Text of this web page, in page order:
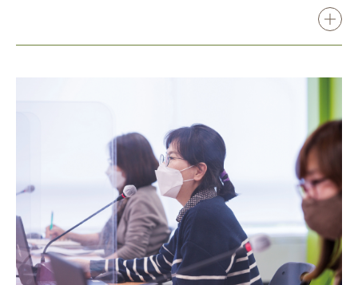
『역사총합』 교과서의 서술 문제점, 일본 고등학교 검정 교과서의
독도 관련 서술, 일본군‘위안부’ 관련 서술 등 검정 결과의 세부 내용
들었다. 이는 식민 지배에 대한 반성이 사라지거나 약해진 것이다. 주
변 국가를 침략한 역사는 물론 일본군‘위안부’ 강제 동원과 관련한 내
용이 크게 줄었고, 독도를 일본의 고유 영토라고 못 박았을 뿐만 아니
라, 한국이 불법 점거하고 있다는 서술이 포함됐다. 일본 제국주의 시
절의 과오를 근대화 과정에서 나타나는 현상으로 미화하는 작업이 진
행 중이다.”라고 말했다.